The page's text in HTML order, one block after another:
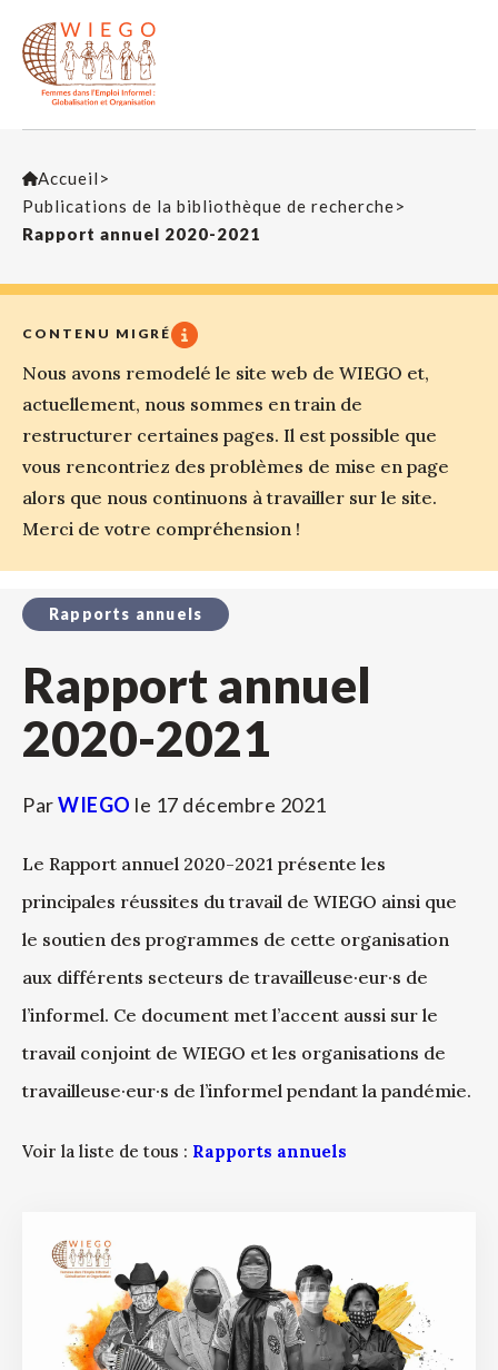
Accueil >
Publications de la bibliothèque de recherche>
Rapport annuel 2020-2021
CONTENU MIGRÉ
Nous avons remodelé le site web de WIEGO et,
actuellement, nous sommes en train de
restructurer certaines pages. Il est possible que
vous rencontriez des problèmes de mise en page
alors que nous continuons à travailler sur le site.
Merci de votre compréhension !
Rapports annuels
Rapport annuel
2020-2021
ParWIEGO le 17 décembre 2021
Le Rapport annuel 2020-2021 présente les
principales réussites du travail de WIEGO ainsi que
le soutien des programmes de cette organisation
aux différents secteurs de travailleuse·eur·s de
l’informel. Ce document met l’accent aussi sur le
travail conjoint de WIEGO et les organisations de
travailleuse·eur·s de l’informel pendant la pandémie.
Voir la liste de tous : Rapports annuels